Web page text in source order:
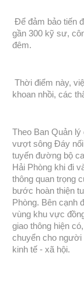
Để đảm bảo tiến
gần 300 kỹ sư,
đêm.
Thời điểm này,
khoan nhồi, các
Theo Ban Quản
vượt sông Đáy
tuyến đường bộ
Hải Phòng khi đi
thông quan trọng
bước hoàn thiện
Phòng. Bên cạnh
vùng khu vực
giao thông hiện
chuyển cho người
kinh tế - xã hội.